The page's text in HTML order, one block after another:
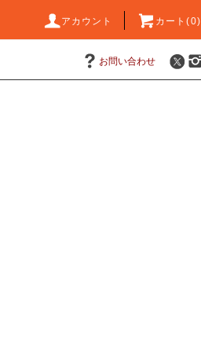
アカウント カート(0)
お問い合わせ